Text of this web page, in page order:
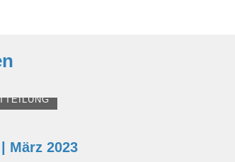
März 2023